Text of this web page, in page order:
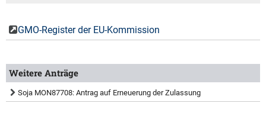
GMO-Register der EU-Kommission
Weitere Anträge
Soja MON87708: Antrag auf Erneuerung der Zulassung